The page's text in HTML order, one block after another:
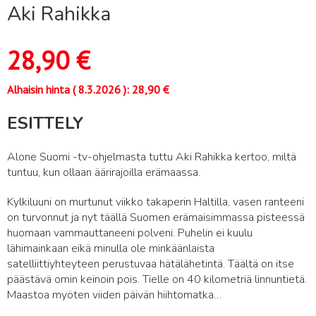
Aki Rahikka
28,90€
Alhaisin hinta (8.3.2026): 28,90 €
ESITTELY
Alone Suomi -tv-ohjelmasta tuttu Aki Rahikka kertoo, miltä
tuntuu, kun ollaan äärirajoilla erämaassa.
Kylkiluuni on murtunut viikko takaperin Haltilla, vasen ranteeni
on turvonnut ja nyt täällä Suomen erämaisimmassa pisteessä
huomaan vammauttaneeni polveni. Puhelin ei kuulu
lähimainkaan eikä minulla ole minkäänlaista
satelliittiyhteyteen perustuvaa hätälähetintä. Täältä on itse
päästävä omin keinoin pois. Tielle on 40 kilometriä linnuntietä.
Maastoa myöten viiden päivän hiihtomatka…